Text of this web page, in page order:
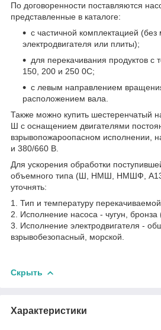
По договоренности поставляются
представленные в каталоге:
с частичной комплектацией (без
электродвигателя или плиты);
для перекачивания продуктов с
150, 200 и 250 0С;
с левым направлением
расположением вала.
Также можно купить
Ш с оснащением двигателями
взрывопожароопасном исполнении,
и 380/660 В.
Для ускорения обработки
объемного типа (Ш, НМШ, НМШФ,
уточнять:
1. Тип и температуру
2. Исполнение насоса - чугун, бронза
3. Исполнение электродвигателя -
взрывобезопасный, морской.
Скрыть
Характеристики